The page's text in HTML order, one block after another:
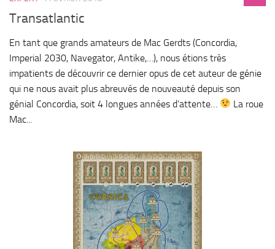
Transatlantic
En tant que grands amateurs de Mac Gerdts (Concordia,
Imperial 2030, Navegator, Antike,…), nous étions très
impatients de découvrir ce dernier opus de cet auteur de génie
qui ne nous avait plus abreuvés de nouveauté depuis son
génial Concordia, soit 4 longues années d’attente…
La roue
Mac...